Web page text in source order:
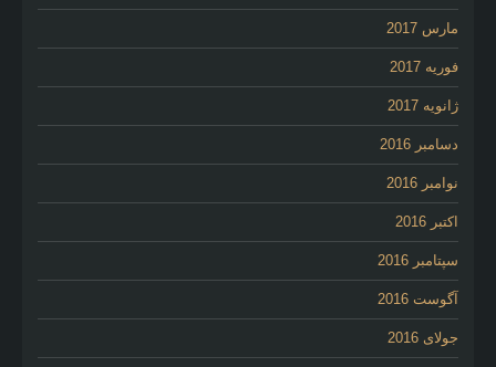
مارس 2017
فوریه 2017
ژانویه 2017
دسامبر 2016
نوامبر 2016
اکتبر 2016
سپتامبر 2016
آگوست 2016
جولای 2016